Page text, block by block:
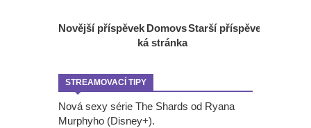
Novější příspěvek Starší příspěvek
Domovs
ká stránka
STREAMOVACÍ TIPY
Nová sexy série The Shards od Ryana
Murphyho (Disney+).